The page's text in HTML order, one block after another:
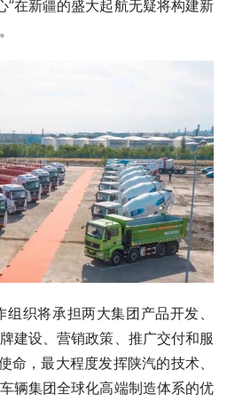
”在新疆的盛大起航无疑将构建新
组织将承担两大集团产品开发、
建设、营销政策、推广交付和服
命，最大程度发挥陕汽的技术、
辆集团全球化高端制造体系的优